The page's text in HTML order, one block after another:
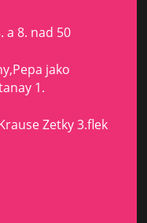
a 8. nad 50
jako
1.
Zetky 3.flek